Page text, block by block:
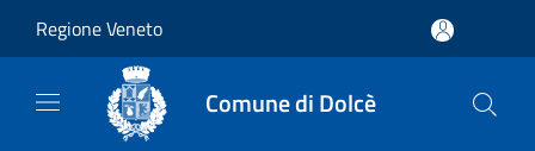
Regione Veneto
Comune di Dolcè